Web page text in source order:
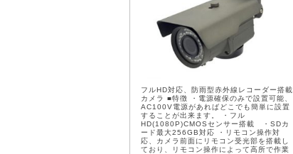
フルHD対応、防雨型赤外線レコーダー搭載
カメラ ■特徴 ・電源確保のみで設置可能、
AC100V電源があればどこでも簡単に設置
することが出来ます。 ・フル
HD(1080P)CMOSセンサー搭載 ・SDカ
ード最大256GB対応 ・リモコン操作対
応、カメラ前面にリモコン受光部を搭載し
ており、リモコン操作によって高所で作業